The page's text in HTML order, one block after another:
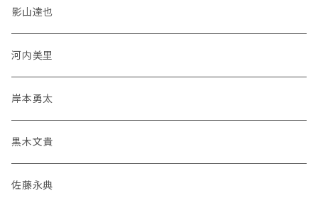
影山達也
河内美里
岸本勇太
黒木文貴
佐藤永典